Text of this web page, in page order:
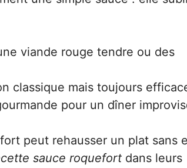
viande rouge tendre ou des
classique mais toujours
pour un dîner
peut rehausser un plat sans
sauce roquefort dans leurs